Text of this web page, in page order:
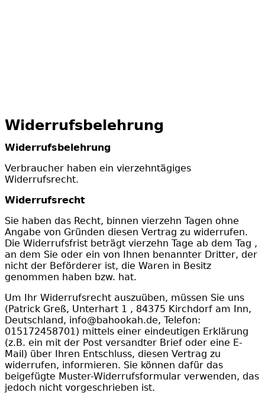
Widerrufsbelehrung
Widerrufsbelehrung
Verbraucher haben ein vierzehntägiges
Widerrufsrecht.
Widerrufsrecht
Sie haben das Recht, binnen vierzehn Tagen ohne
Angabe von Gründen diesen Vertrag zu widerrufen.
Die Widerrufsfrist beträgt vierzehn Tage ab dem Tag ,
an dem Sie oder ein von Ihnen benannter Dritter, der
nicht der Beförderer ist, die Waren in Besitz
genommen haben bzw. hat.
Um Ihr Widerrufsrecht auszuüben, müssen Sie uns
(Patrick Greß, Unterhart 1 , 84375 Kirchdorf am Inn,
Deutschland, info@bahookah.de, Telefon:
015172458701) mittels einer eindeutigen Erklärung
(z.B. ein mit der Post versandter Brief oder eine E-
Mail) über Ihren Entschluss, diesen Vertrag zu
widerrufen, informieren. Sie können dafür das
beigefügte Muster-Widerrufsformular verwenden, das
jedoch nicht vorgeschrieben ist.